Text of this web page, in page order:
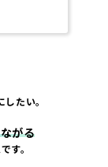
たい。
がる
す。